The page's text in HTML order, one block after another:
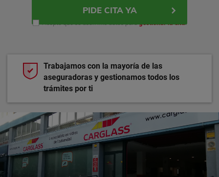
PIDE CITA YA
Acepto que se usen mis datos paragestionar la cita.
Trabajamos con la mayoría de las
aseguradoras y gestionamos todos los
trámites por ti